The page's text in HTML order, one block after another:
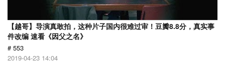
【越哥】导演真敢拍，这种片子国内很难过审！豆瓣8.8分，真实事
件改编 速看《因父之名》
# 553
2019-04-23 14:04